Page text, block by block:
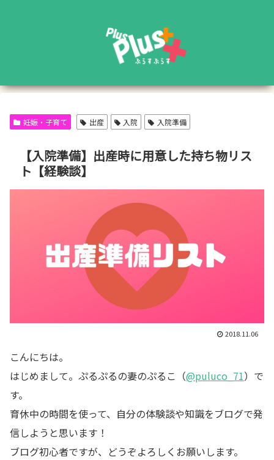
妊娠・子育て 出産 入院 入院準備
【入院準備】出産時に用意した持ち物リス
ト【経験談】
2018.11.06
こんにちは。
はじめまして。ぷるぷるの妻のぷるこ（@puluco_71）で
す。
育休中の時間を使って、自分の体験談や知識をブログで発
信しようと思います！
ブログ初心者ですが、どうぞよろしくお願いします。